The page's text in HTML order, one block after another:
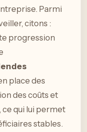
Parmi
citons :
progression
place des
des coûts et
ce qui lui permet
stables.